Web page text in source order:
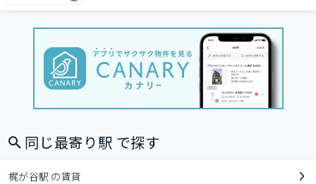
同じ最寄り駅 で探す
梶が谷駅 の賃貸